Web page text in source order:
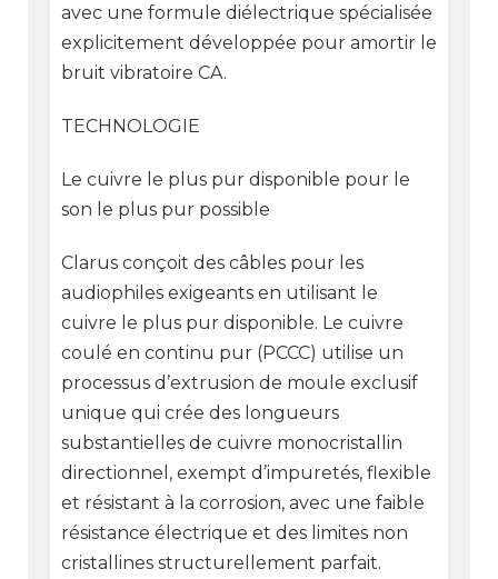
avec une formule diélectrique spécialisée
explicitement développée pour amortir le
bruit vibratoire CA.
TECHNOLOGIE
Le cuivre le plus pur disponible pour le
son le plus pur possible
Clarus conçoit des câbles pour les
audiophiles exigeants en utilisant le
cuivre le plus pur disponible. Le cuivre
coulé en continu pur (PCCC) utilise un
processus d’extrusion de moule exclusif
unique qui crée des longueurs
substantielles de cuivre monocristallin
directionnel, exempt d’impuretés, flexible
et résistant à la corrosion, avec une faible
résistance électrique et des limites non
cristallines structurellement parfait.